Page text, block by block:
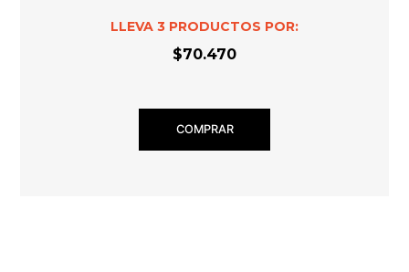
LLEVA 3 PRODUCTOS POR:
$70.470
COMPRAR